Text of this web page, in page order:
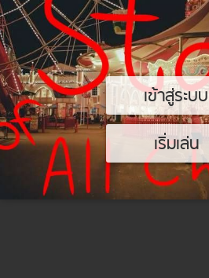
เข้าสู่ระบบ
เริ่มเล่น